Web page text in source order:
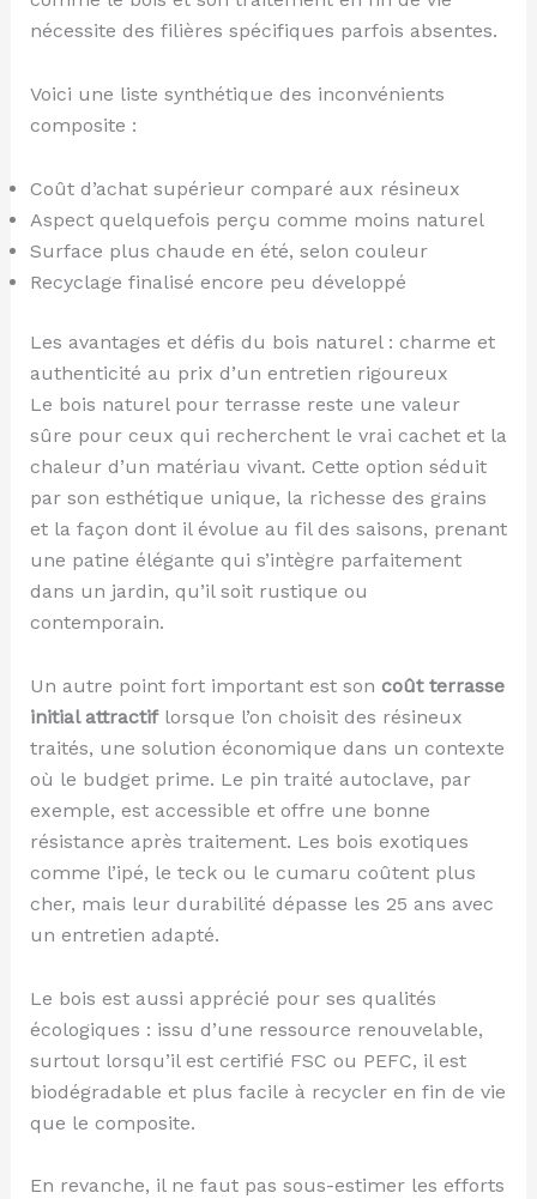
nécessite des filières spécifiques parfois absentes.
Voici une liste synthétique des inconvénients
composite :
Coût d’achat supérieur comparé aux résineux
Aspect quelquefois perçu comme moins naturel
Surface plus chaude en été, selon couleur
Recyclage finalisé encore peu développé
Les avantages et défis du bois naturel : charme et
authenticité au prix d’un entretien rigoureux
Le bois naturel pour terrasse reste une valeur
sûre pour ceux qui recherchent le vrai cachet et la
chaleur d’un matériau vivant. Cette option séduit
par son esthétique unique, la richesse des grains
et la façon dont il évolue au fil des saisons, prenant
une patine élégante qui s’intègre parfaitement
dans un jardin, qu’il soit rustique ou
contemporain.
Un autre point fort important est son coût terrasse
initial attractiflorsque l’on choisit des résineux
traités, une solution économique dans un contexte
où le budget prime. Le pin traité autoclave, par
exemple, est accessible et offre une bonne
résistance après traitement. Les bois exotiques
comme l’ipé, le teck ou le cumaru coûtent plus
cher, mais leur durabilité dépasse les 25 ans avec
un entretien adapté.
Le bois est aussi apprécié pour ses qualités
écologiques : issu d’une ressource renouvelable,
surtout lorsqu’il est certifié FSC ou PEFC, il est
biodégradable et plus facile à recycler en fin de vie
que le composite.
En revanche, il ne faut pas sous-estimer les efforts